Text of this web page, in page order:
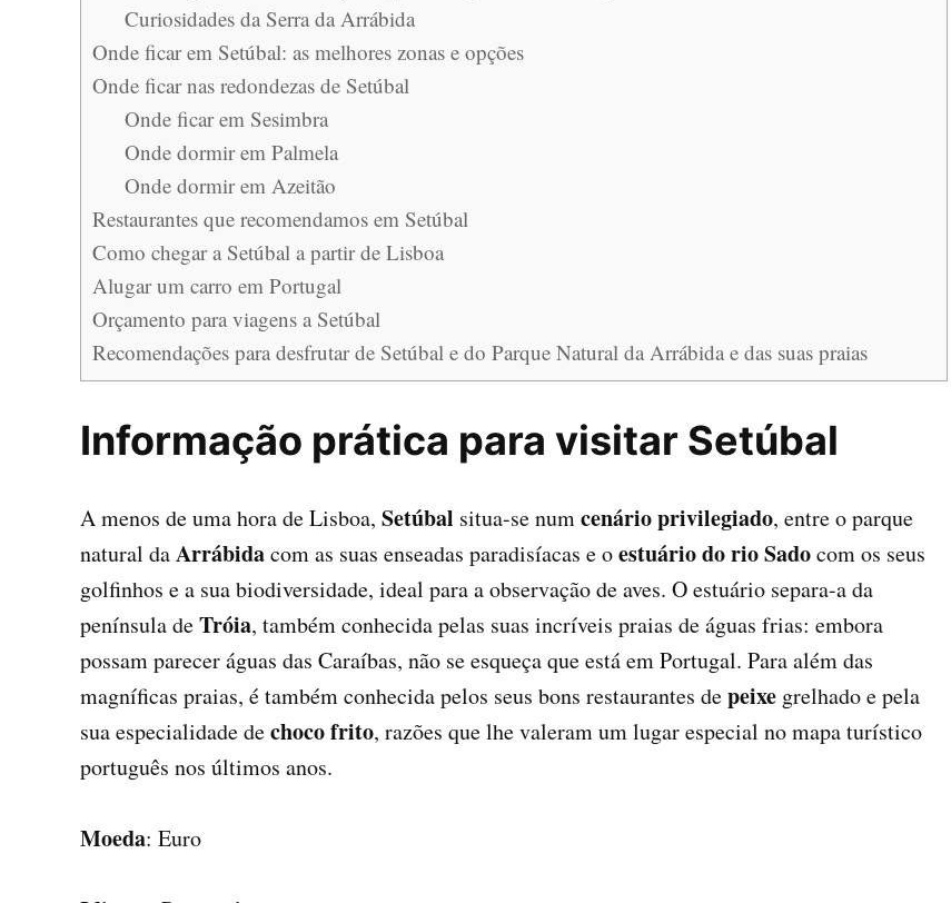
Curiosidades da Serra da Arrábida
Onde ficar em Setúbal: as melhores zonas e opções
Onde ficar nas redondezas de Setúbal
Onde ficar em Sesimbra
Onde dormir em Palmela
Onde dormir em Azeitão
Restaurantes que recomendamos em Setúbal
Como chegar a Setúbal a partir de Lisboa
Alugar um carro em Portugal
Orçamento para viagens a Setúbal
Recomendações para desfrutar de Setúbal e do Parque Natural da Arrábida e das suas praias
Informação prática para visitar Setúbal
A menos de uma hora de Lisboa, Setúbal situa-se numcenário privilegiado, entre o parque
natural daArrábidacom as suas enseadas paradisíacas e oestuário do rio Sadocom os seus
golfinhos e a sua biodiversidade, ideal para a observação de aves. O estuário separa-a da
península deTróia, também conhecida pelas suas incríveis praias de águas frias: embora
possam parecer águas das Caraíbas, não se esqueça que está em Portugal. Para além das
magníficas praias, é também conhecida pelos seus bons restaurantes depeixe grelhado e pela
sua especialidade dechoco frito, razões que lhe valeram um lugar especial no mapa turístico
português nos últimos anos.
Moeda: Euro